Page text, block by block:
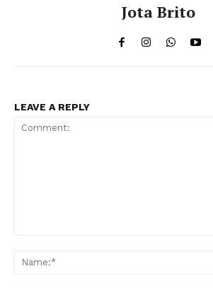
Jota Brito
LEAVE A REPLY